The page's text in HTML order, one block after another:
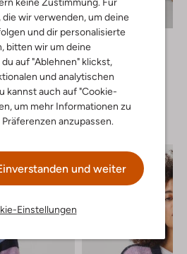
wir verwenden, um deine
und dir personalisierte
bitten wir um deine
auf "Ablehnen" klickst,
und analytischen
kannst auch auf "Cookie-
um mehr Informationen zu
anzupassen.
und weiter
Einstellungen
Minus
€ 99,99